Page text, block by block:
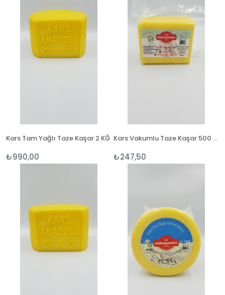
Kars Tam Yağlı Taze Kaşar 2 KĞ
₺990,00
Kars Vakumlu Taze Kaşar 500 GR
₺247,50